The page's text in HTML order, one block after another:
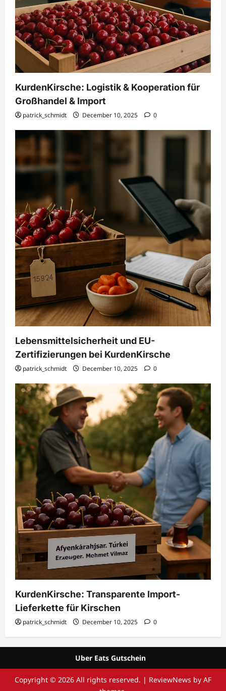
KurdenKirsche: Logistik & Kooperation für
Großhandel & Import
patrick_schmidt December 10, 2025 0
Lebensmittelsicherheit und EU-
Zertifizierungen bei KurdenKirsche
patrick_schmidt December 10, 2025 0
KurdenKirsche: Transparente Import-
Lieferkette für Kirschen
patrick_schmidt December 10, 2025 0
Uber Eats Gutschein
Copyright © 2026 All rights reserved. | ReviewNews by AF